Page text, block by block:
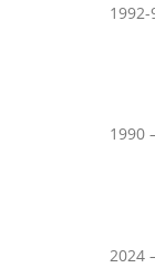
1990
2024